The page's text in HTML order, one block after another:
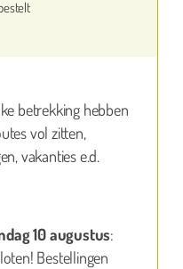
betrekking hebben
vol zitten,
vakanties e.d.
10 augustus:
Bestellingen